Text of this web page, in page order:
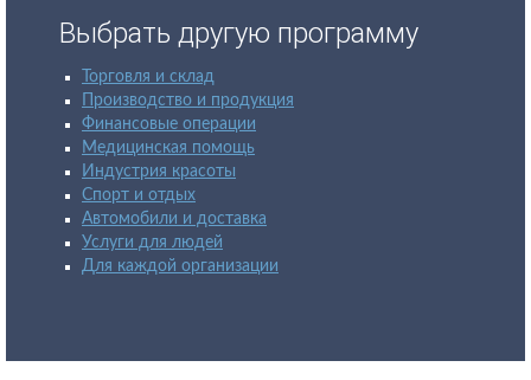
Выбрать другую программу
Торговля и склад
Производство и продукция
Финансовые операции
Медицинская помощь
Индустрия красоты
Спорт и отдых
Автомобили и доставка
Услуги для людей
Для каждой организации